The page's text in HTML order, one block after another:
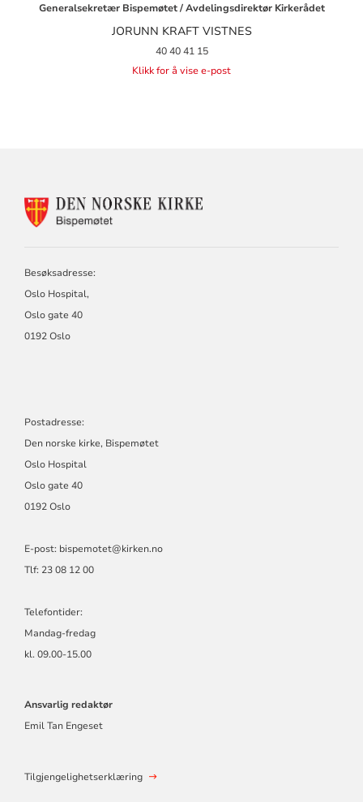
Generalsekretær Bispemøtet / Avdelingsdirektør Kirkerådet
JORUNN KRAFT VISTNES
40 40 41 15
Klikk for å vise e-post
KONTAKTINFORMASJON
Besøksadresse:
Oslo Hospital,
Oslo gate 40
0192 Oslo
Postadresse:
Den norske kirke, Bispemøtet
Oslo Hospital
Oslo gate 40
0192 Oslo
E-post: bispemotet@kirken.no
Tlf: 23 08 12 00
Telefontider:
Mandag-fredag
kl. 09.00-15.00
Ansvarlig redaktør
Emil Tan Engeset
Tilgjengelighetserklæring